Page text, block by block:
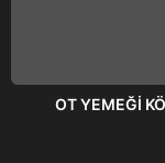
OT YEMEĞİ